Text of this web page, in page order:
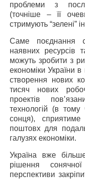
проблеми з
(точніше – її
стримують “зелені”
Саме поєднання
наявних ресурсів
можуть зробити з
економіки України
створення нових
тисяч нових
проектів
технологій (в тому
сонця), сприятиме
поштовх для
галузях економіки.
Україна вже
рішення
перспективи